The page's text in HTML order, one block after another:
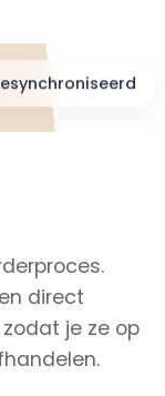
direct
je ze op